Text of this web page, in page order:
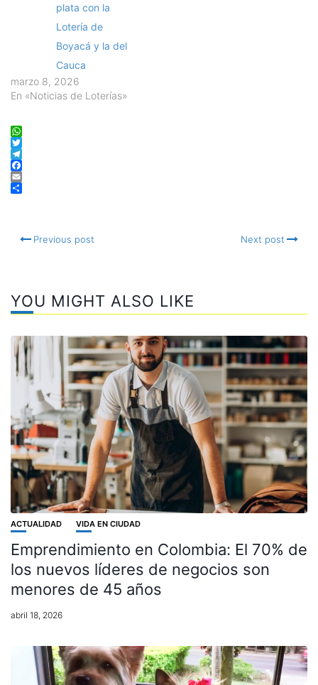
plata con la
Lotería de
Boyacá y la del
Cauca
marzo 8, 2026
En «Noticias de Loterías»
WhatsApp
Twitter
Telegram
Facebook
Email
Previous post Next post
YOU MIGHT ALSO LIKE
ACTUALIDAD VIDA EN CIUDAD
Emprendimiento en Colombia: El 70% de
los nuevos líderes de negocios son
menores de 45 años
abril 18, 2026